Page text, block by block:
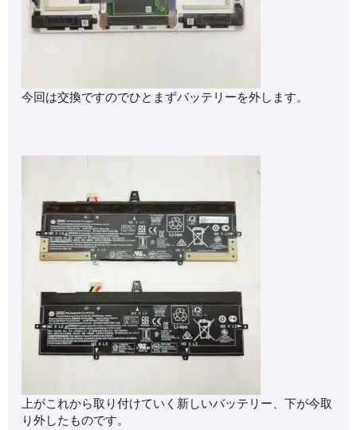
今回は交換ですのでひとまずバッテリーを外します。
上がこれから取り付けていく新しいバッテリー、下が今取
り外したものです。